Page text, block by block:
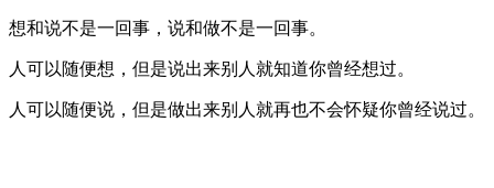
想和说不是一回事，说和做不是一回事。
人可以随便想，但是说出来别人就知道你曾经想过。
人可以随便说，但是做出来别人就再也不会怀疑你曾经说过。